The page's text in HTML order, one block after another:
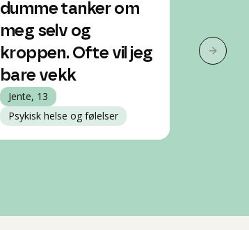
dumme tanker om
meg selv og
kroppen. Ofte vil jeg
bare vekk
Jente, 13
Psykisk helse og følelser
Neste